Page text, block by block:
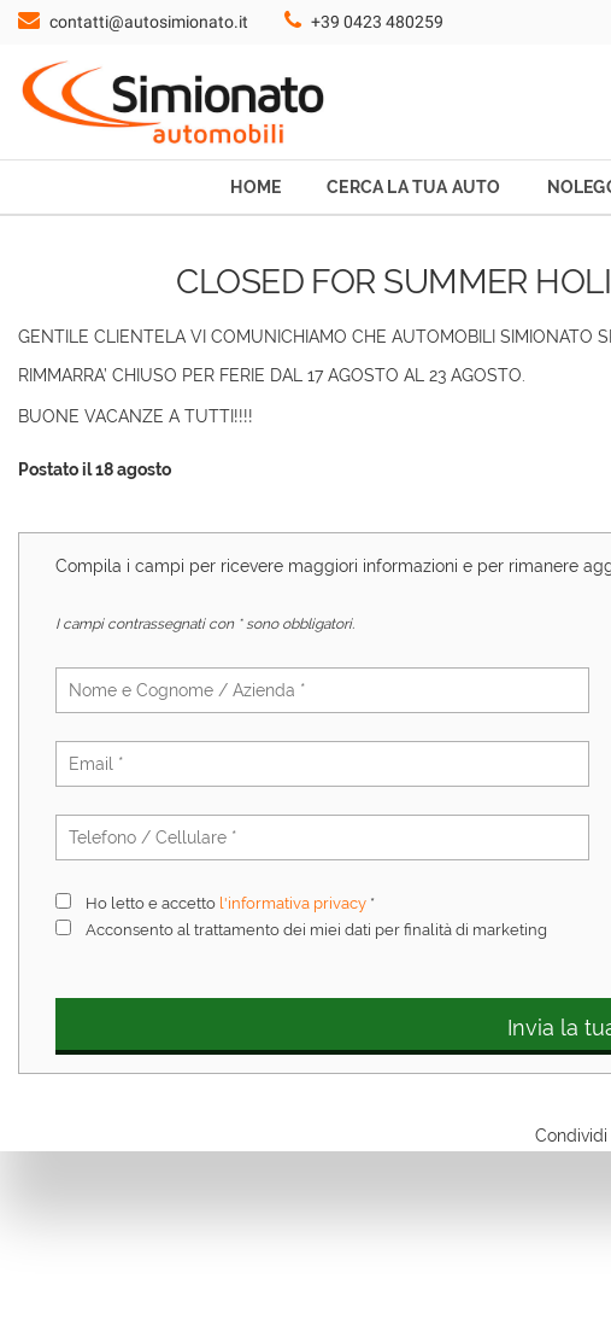
HOME
CERCA LA TUA AUTO
CHI SIAMO
AYVENS USATO
contatti@autosimionato.it +39 0423 480259
HOME CERCA LA TUA AUTO
CLOSED FOR SUMMER
GENTILE CLIENTELA VI COMUNICHIAMO CHE AUTOMOBILI SIMIONATO
RIMMARRA’ CHIUSO PER FERIE DAL 17 AGOSTO AL 23 AGOSTO.
BUONE VACANZE A TUTTI!!!!
Postato il 18 agosto
Compila i campi per ricevere maggiori informazioni e per rimanere
I campi contrassegnati con * sono obbligatori.
Ho letto e accetto l'informativa privacy *
Acconsento al trattamento dei miei dati per finalità di marketing
Invia la
Condividi